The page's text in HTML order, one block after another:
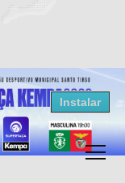
Instalar